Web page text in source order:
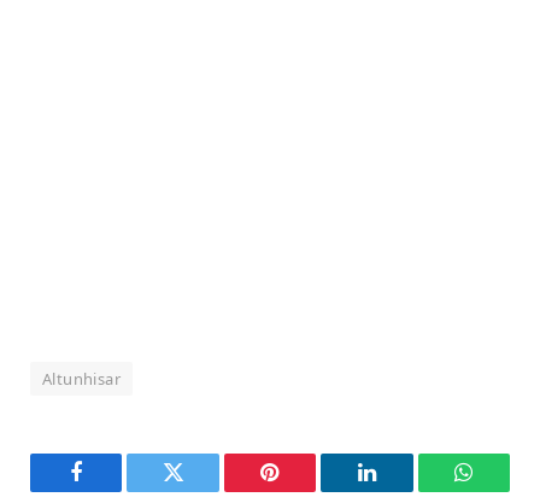
Altunhisar
Facebook Twitter Pinterest LinkedIn